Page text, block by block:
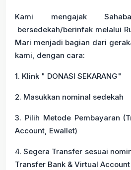
Kami mengajak
bersedekah/berinfak melalui
Mari menjadi bagian dari
kami, dengan cara:
1. Klink " DONASI SEKARANG"
2. Masukkan nominal sedekah
3. Pilih Metode Pembayaran
Account, Ewallet)
4. Segera Transfer sesuai
Transfer Bank & Virtual Account